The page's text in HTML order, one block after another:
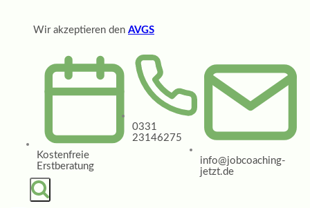
Wir akzeptieren den AVGS
Kostenfreie
Erstberatung
0331
23146275
info@jobcoaching-
jetzt.de